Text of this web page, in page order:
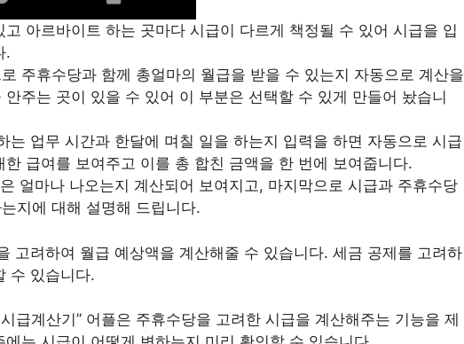
아르바이트 하는 곳마다 시급이 다르게 책정될 수 있어 시급을 입
.
주휴수당과 함께 총얼마의 월급을 받을 수 있는지 자동으로 계산을
주는 곳이 있을 수 있어 이 부분은 선택할 수 있게 만들어 놨습니
는 업무 시간과 한달에 며칠 일을 하는지 입력을 하면 자동으로 시급
급여를 보여주고 이를 총 합친 금액을 한 번에 보여줍니다.
얼마나 나오는지 계산되어 보여지고, 마지막으로 시급과 주휴수당
지에 대해 설명해 드립니다.
고려하여 월급 예상액을 계산해줄 수 있습니다. 세금 공제를 고려하
수 있습니다.
급계산기” 어플은 주휴수당을 고려한 시급을 계산해주는 기능을 제